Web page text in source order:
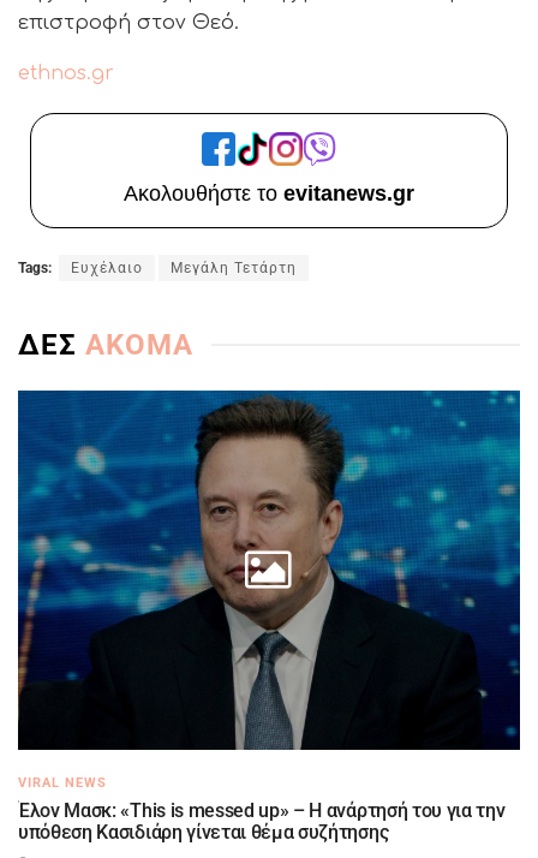
επιστροφή στον Θεό.
ethnos.gr
Ακολουθήστε το evitanews.gr
Tags: Ευχέλαιο Μεγάλη Τετάρτη
ΔΕΣ ΑΚΟΜΑ
VIRAL NEWS
Έλον Μασκ: «This is messed up» – Η ανάρτησή του για την
υπόθεση Κασιδιάρη γίνεται θέμα συζήτησης